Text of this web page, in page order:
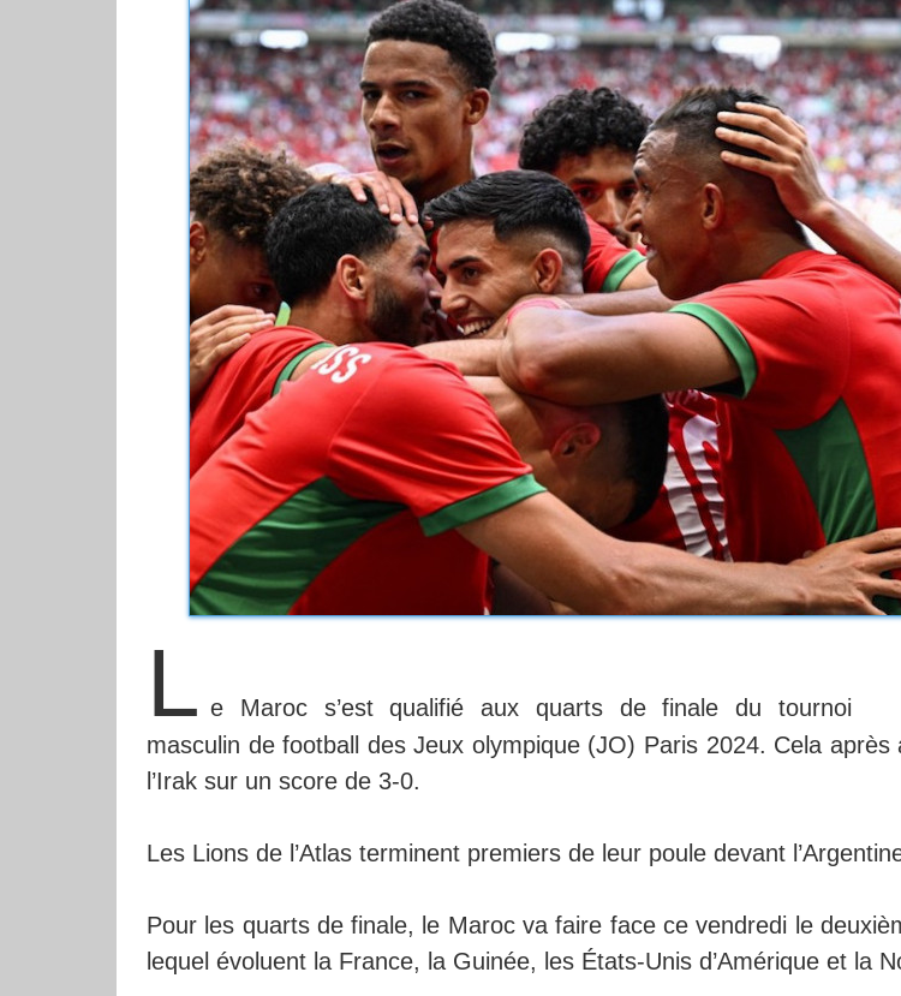
L e Maroc s’est qualifié aux quarts de finale du tournoi
masculin de football des Jeux olympique (JO) Paris 2024. Cela après
l’Irak sur un score de 3-0.
Les Lions de l’Atlas terminent premiers de leur poule devant
Pour les quarts de finale, le Maroc va faire face ce vendredi le
lequel évoluent la France, la Guinée, les États-Unis d’Amérique et la